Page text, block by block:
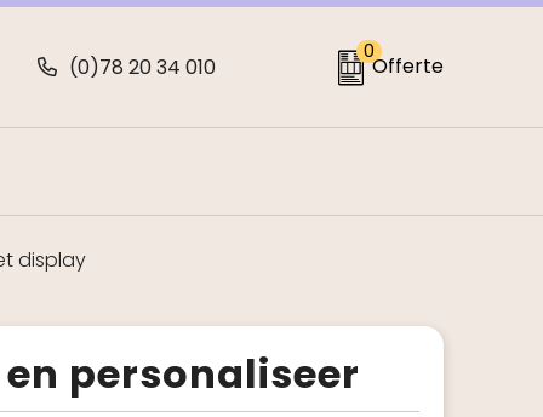
(0)78 20 34 010
0
Offerte
display
en personaliseer